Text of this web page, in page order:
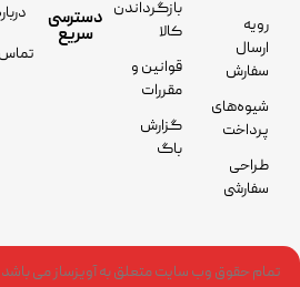
رویه
ارسال
سفارش
شیوه‌های
پرداخت
طراحی
سفارشی
بازگرداندن
کالا
قوانین و
مقررات
گزارش
باگ
دسترسی
سریع
تماس